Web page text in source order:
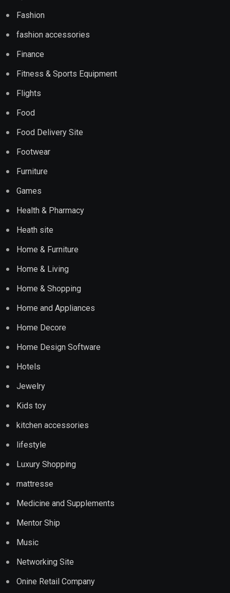
Fashion
fashion accessories
Finance
Fitness & Sports Equipment
Flights
Food
Food Delivery Site
Footwear
Furniture
Games
Health & Pharmacy
Heath site
Home & Furniture
Home & Living
Home & Shopping
Home and Appliances
Home Decore
Home Design Software
Hotels
Jewelry
Kids toy
kitchen accessories
lifestyle
Luxury Shopping
mattresse
Medicine and Supplements
Mentor Ship
Music
Networking Site
Onine Retail Company